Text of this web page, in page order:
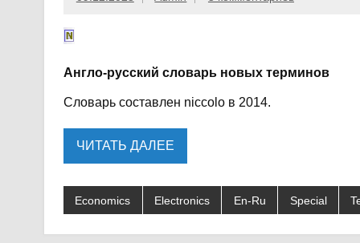
Англо-русский словарь новых терминов
Словарь составлен niccolo в 2014.
ЧИТАТЬ ДАЛЕЕ
Economics Electronics En-Ru Special